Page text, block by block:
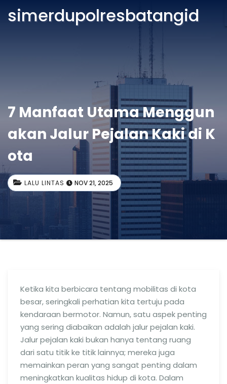
simerdupolresbatangid
7 Manfaat Utama Menggun
akan Jalur Pejalan Kaki di K
ota
LALU LINTAS NOV 21, 2025
Ketika kita berbicara tentang mobilitas di kota
besar, seringkali perhatian kita tertuju pada
kendaraan bermotor. Namun, satu aspek penting
yang sering diabaikan adalah jalur pejalan kaki.
Jalur pejalan kaki bukan hanya tentang ruang
dari satu titik ke titik lainnya; mereka juga
memainkan peran yang sangat penting dalam
meningkatkan kualitas hidup di kota. Dalam